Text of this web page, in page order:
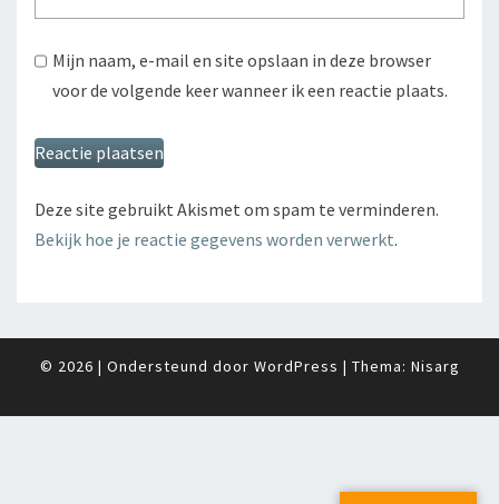
Mijn naam, e-mail en site opslaan in deze browser
voor de volgende keer wanneer ik een reactie plaats.
Deze site gebruikt Akismet om spam te verminderen.
Bekijk hoe je reactie gegevens worden verwerkt.
© 2026 | Ondersteund door WordPress | Thema: Nisarg